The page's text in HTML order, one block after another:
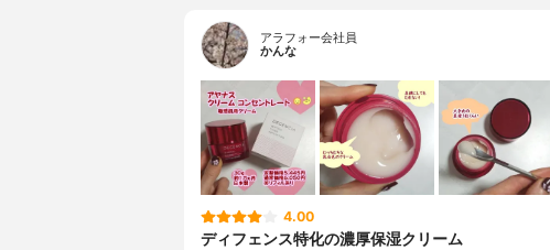
アラフォー会社員
かんな
4.00
ディフェンス特化の濃厚保湿クリーム